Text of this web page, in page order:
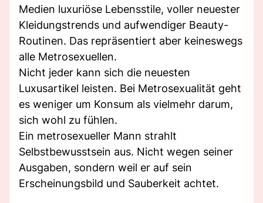
Medien luxuriöse Lebensstile, voller neuester
Kleidungstrends und aufwendiger Beauty-
Routinen. Das repräsentiert aber keineswegs
alle Metrosexuellen.
Nicht jeder kann sich die neuesten
Luxusartikel leisten. Bei Metrosexualität geht
es weniger um Konsum als vielmehr darum,
sich wohl zu fühlen.
Ein metrosexueller Mann strahlt
Selbstbewusstsein aus. Nicht wegen seiner
Ausgaben, sondern weil er auf sein
Erscheinungsbild und Sauberkeit achtet.